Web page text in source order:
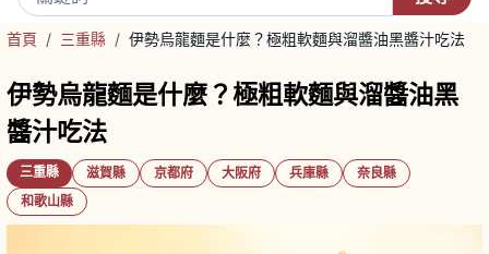
首頁 / 三重縣 / 伊勢烏龍麵是什麼？極粗軟麵與溜醬油黑醬汁吃法
伊勢烏龍麵是什麼？極粗軟麵與溜醬油黑
醬汁吃法
三重縣 滋賀縣 京都府 大阪府 兵庫縣
奈良縣
和歌山縣